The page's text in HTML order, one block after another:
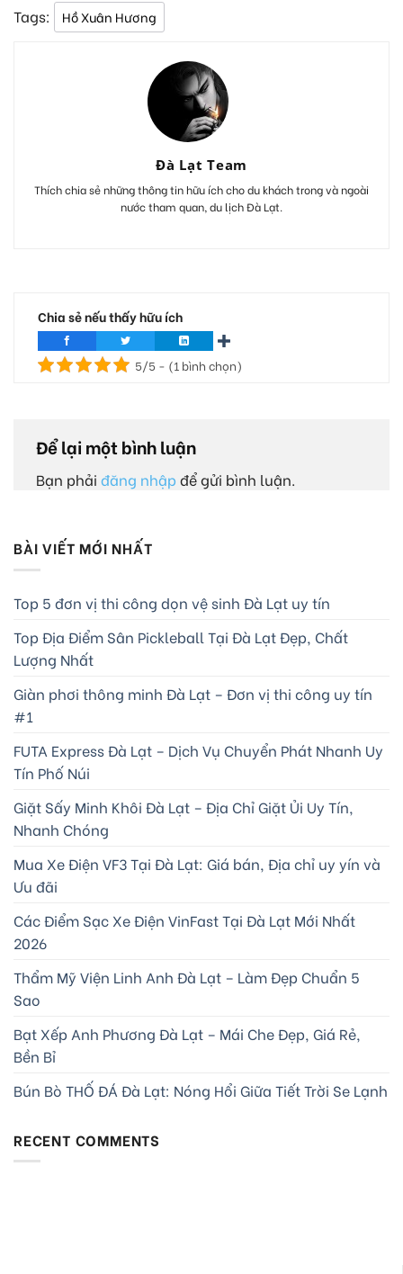
Tags: Hồ Xuân Hương
Đà Lạt Team
Thích chia sẻ những thông tin hữu ích cho du khách trong và ngoài
nước tham quan, du lịch Đà Lạt.
Chia sẻ nếu thấy hữu ích
5/5 - (1 bình chọn)
Để lại một bình luận
Bạn phải đăng nhập để gửi bình luận.
BÀI VIẾT MỚI NHẤT
Top 5 đơn vị thi công dọn vệ sinh Đà Lạt uy tín
Top Địa Điểm Sân Pickleball Tại Đà Lạt Đẹp, Chất
Lượng Nhất
Giàn phơi thông minh Đà Lạt – Đơn vị thi công uy tín
#1
FUTA Express Đà Lạt – Dịch Vụ Chuyển Phát Nhanh Uy
Tín Phố Núi
Giặt Sấy Minh Khôi Đà Lạt – Địa Chỉ Giặt Ủi Uy Tín,
Nhanh Chóng
Mua Xe Điện VF3 Tại Đà Lạt: Giá bán, Địa chỉ uy yín và
Ưu đãi
Các Điểm Sạc Xe Điện VinFast Tại Đà Lạt Mới Nhất
2026
Thẩm Mỹ Viện Linh Anh Đà Lạt – Làm Đẹp Chuẩn 5
Sao
Bạt Xếp Anh Phương Đà Lạt – Mái Che Đẹp, Giá Rẻ,
Bền Bỉ
Bún Bò THỐ ĐÁ Đà Lạt: Nóng Hổi Giữa Tiết Trời Se Lạnh
RECENT COMMENTS